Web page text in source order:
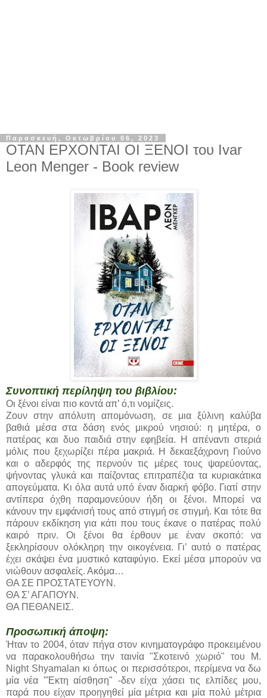
Παρασκευή, Οκτωβρίου 06, 2023
ΟΤΑΝ ΕΡΧΟΝΤΑΙ ΟΙ ΞΕΝΟΙ του Ivar
Leon Menger - Book review
Συνοπτική περίληψη του βιβλίου:
Οι ξένοι είναι πιο κοντά απ’ ό,τι νομίζεις.
Ζουν στην απόλυτη απομόνωση, σε μια ξύλινη καλύβα
βαθιά μέσα στα δάση ενός μικρού νησιού: η μητέρα, ο
πατέρας και δυο παιδιά στην εφηβεία. Η απέναντι στεριά
μόλις που ξεχωρίζει πέρα μακριά. Η δεκαεξάχρονη Γιούνο
και ο αδερφός της περνούν τις μέρες τους ψαρεύοντας,
ψήνοντας γλυκά και παίζοντας επιτραπέζια τα κυριακάτικα
απογεύματα. Κι όλα αυτά υπό έναν διαρκή φόβο. Γιατί στην
αντίπερα όχθη παραμονεύουν ήδη οι ξένοι. Μπορεί να
κάνουν την εμφάνισή τους από στιγμή σε στιγμή. Και τότε θα
πάρουν εκδίκηση για κάτι που τους έκανε ο πατέρας πολύ
καιρό πριν. Οι ξένοι θα έρθουν με έναν σκοπό: να
ξεκληρίσουν ολόκληρη την οικογένεια. Γι’ αυτό ο πατέρας
έχει σκάψει ένα μυστικό καταφύγιο. Εκεί μέσα μπορούν να
νιώθουν ασφαλείς. Ακόμα…
ΘΑ ΣΕ ΠΡΟΣΤΑΤΕΥΟΥΝ.
ΘΑ Σ’ ΑΓΑΠΟΥΝ.
ΘΑ ΠΕΘΑΝΕΙΣ.
Προσωπική άποψη:
Ήταν το 2004, όταν πήγα στον κινηματογράφο προκειμένου
να παρακολουθήσω την ταινία "Σκοτεινό χωριό" του M.
Night Shyamalan κι όπως οι περισσότεροι, περίμενα να δω
μία νέα "Έκτη αίσθηση" -δεν είχα χάσει τις ελπίδες μου,
παρά που είχαν προηγηθεί μία μέτρια και μία πολύ μέτρια